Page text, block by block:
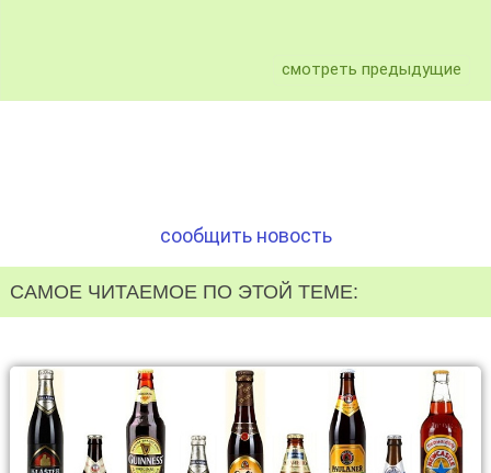
смотреть предыдущие
сообщить новость
САМОЕ ЧИТАЕМОЕ ПО ЭТОЙ ТЕМЕ: